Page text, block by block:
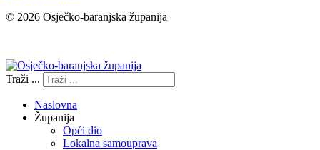
© 2026 Osječko-baranjska županija
Traži ...
Naslovna
Županija
Opći dio
Lokalna samouprava